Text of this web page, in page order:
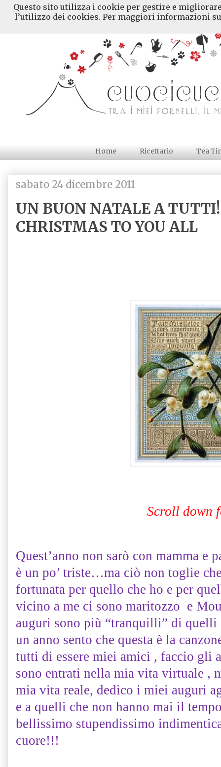
Home Ricettario Tea
sabato 24 dicembre 2011
UN BUON NATALE A
CHRISTMAS TO YOU ALL
Scroll down
Quest’anno non sarò con mamma e
è un po’ triste…ma ciò non toglie
fortunata per quello che ho e per
vicino a me ci sono maritozzo e
auguri sono più “tranquilli” di quelli
un anno sento che questa è la
tutti di essere miei amici , faccio gli
sono entrati nella mia vita virtuale ,
mia vita reale, dedico i miei auguri
e a quelli che non hanno mai il
bellissimo stupendissimo
cuore!!!
Questo sito utilizza i cookie per gestire e
l’utilizzo dei cookies. Per maggiori informazioni